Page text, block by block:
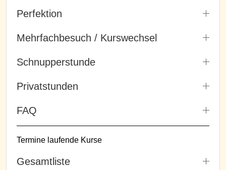
Perfektion
Mehrfachbesuch / Kurswechsel
Schnupperstunde
Privatstunden
FAQ
Termine laufende Kurse
Gesamtliste